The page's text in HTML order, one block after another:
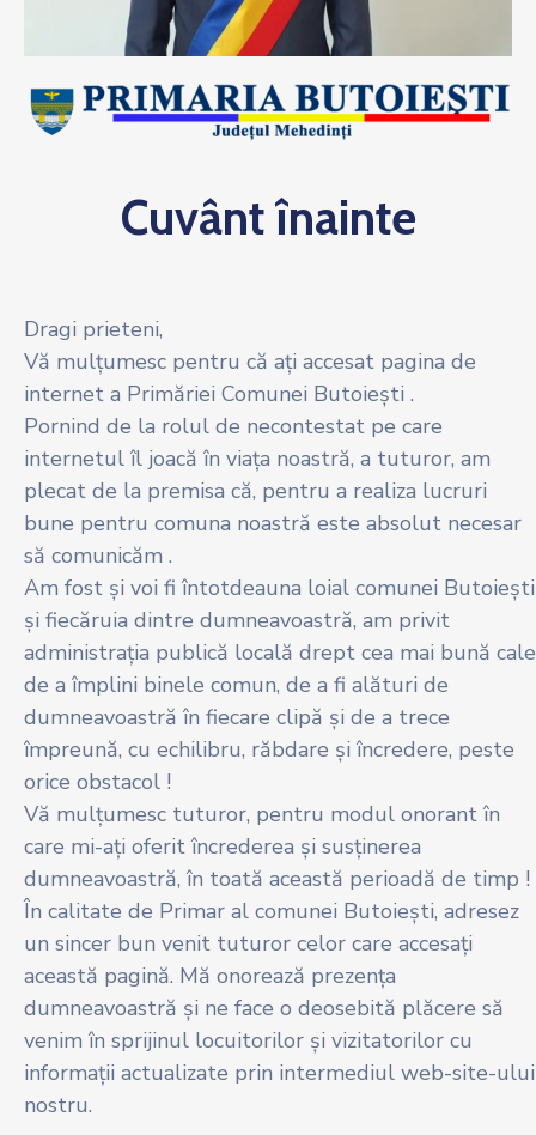
Cuvânt înainte
Dragi prieteni,
Vă mulțumesc pentru că ați accesat pagina de
internet a Primăriei Comunei Butoieşti .
Pornind de la rolul de necontestat pe care
internetul îl joacă în viața noastră, a tuturor, am
plecat de la premisa că, pentru a realiza lucruri
bune pentru comuna noastră este absolut necesar
să comunicăm .
Am fost și voi fi întotdeauna loial comunei Butoieşti
și fiecăruia dintre dumneavoastră, am privit
administrația publică locală drept cea mai bună cale
de a împlini binele comun, de a fi alături de
dumneavoastră în fiecare clipă și de a trece
împreună, cu echilibru, răbdare și încredere, peste
orice obstacol !
Vă mulțumesc tuturor, pentru modul onorant în
care mi-ați oferit încrederea și susținerea
dumneavoastră, în toată această perioadă de timp !
În calitate de Primar al comunei Butoieşti, adresez
un sincer bun venit tuturor celor care accesați
această pagină. Mă onorează prezența
dumneavoastră și ne face o deosebită plăcere să
venim în sprijinul locuitorilor și vizitatorilor cu
informații actualizate prin intermediul web-site-ului
nostru.